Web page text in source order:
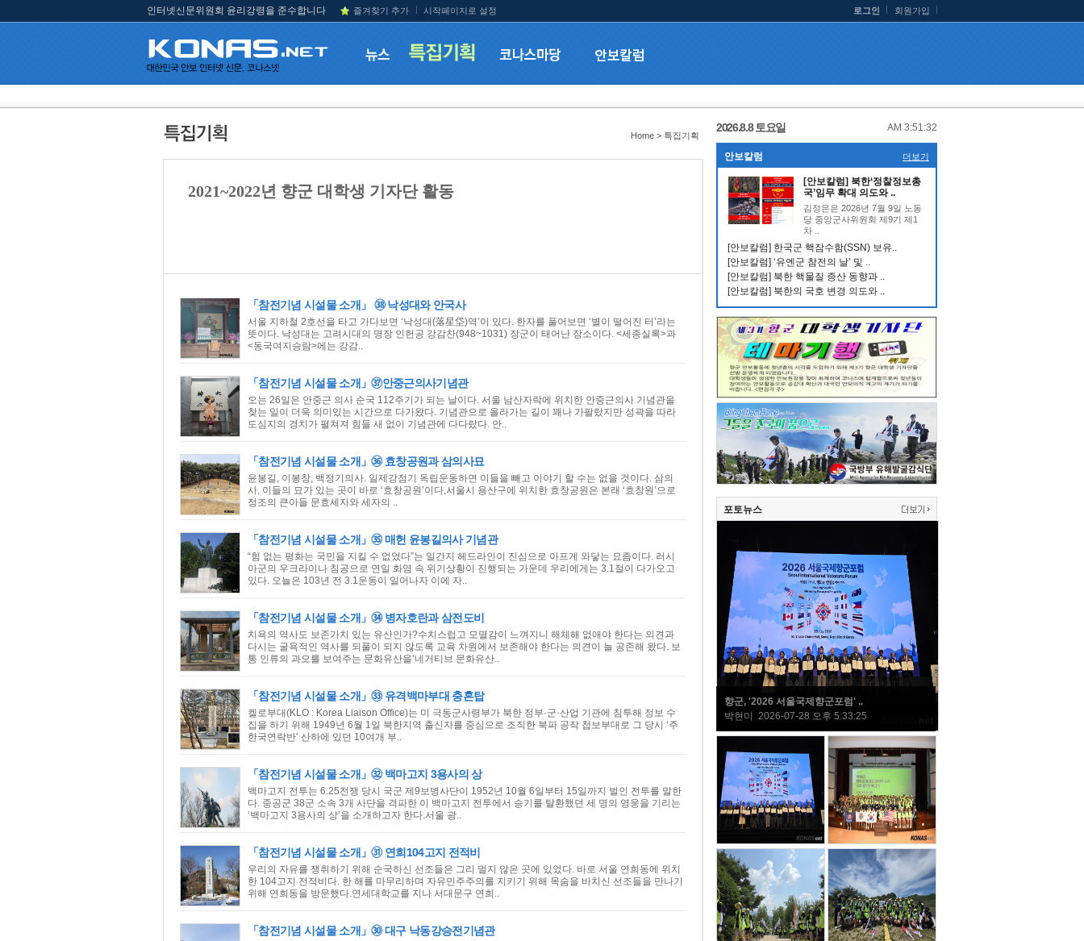
인터넷신문위원회 윤리강령을 준수합니다 즐겨찾기 추가 시작페이지로 설정 로그인 회원가입
Home > 특집기획
2021~2022년 향군 대학생 기자단 활동
「참전기념 시설물 소개」 ㊳ 낙성대와 안국사
서울 지하철 2호선을 타고 가다보면 ‘낙성대(落星垈)역’이 있다. 한자를 풀어보면 ‘별이 떨어진 터’라는
뜻이다. 낙성대는 고려시대의 명장 인헌공 강감찬(948~1031) 장군이 태어난 장소이다. <세종실록>과
<동국여지승람>에는 강감..
「참전기념 시설물 소개」㊲안중근의사기념관
오는 26일은 안중근 의사 순국 112주기가 되는 날이다. 서울 남산자락에 위치한 안중근의사 기념관을
찾는 일이 더욱 의미있는 시간으로 다가왔다. 기념관으로 올라가는 길이 꽤나 가팔랐지만 성곽을 따라
도심지의 경치가 펼쳐져 힘들 새 없이 기념관에 다다랐다. 안..
「참전기념 시설물 소개」㊱ 효창공원과 삼의사묘
윤봉길, 이봉창, 백정기의사. 일제강점기 독립운동하면 이들을 빼고 이야기 할 수는 없을 것이다. 삼의
사, 이들의 묘가 있는 곳이 바로 ‘효창공원’이다,서울시 용산구에 위치한 효창공원은 본래 ‘효창원’으로
정조의 큰아들 문효세자와 세자의 ..
「참전기념 시설물 소개」㉟ 매헌 윤봉길의사 기념관
“힘 없는 평화는 국민을 지킬 수 없었다”는 일간지 헤드라인이 진심으로 아프게 와닿는 요즘이다. 러시
아군의 우크라이나 침공으로 연일 화염 속 위기상황이 진행되는 가운데 우리에게는 3.1절이 다가오고
있다. 오늘은 103년 전 3.1운동이 일어나자 이에 자..
「참전기념 시설물 소개」㉞ 병자호란과 삼전도비
치욕의 역사도 보존가치 있는 유산인가?수치스럽고 모멸감이 느껴지니 해체해 없애야 한다는 의견과
다시는 굴욕적인 역사를 되풀이 되지 않도록 교육 차원에서 보존해야 한다는 의견이 늘 공존해 왔다. 보
통 인류의 과오를 보여주는 문화유산을‘네거티브 문화유산..
「참전기념 시설물 소개」㉝ 유격백마부대 충혼탑
켈로부대(KLO : Korea Liaison Office)는 미 극동군사령부가 북한 정부·군·산업 기관에 침투해 정보 수
집을 하기 위해 1949년 6월 1일 북한지역 출신자를 중심으로 조직한 북파 공작 첩보부대로 그 당시 ‘주
한국연락반’ 산하에 있던 10여개 부..
「참전기념 시설물 소개」㉜ 백마고지 3용사의 상
백마고지 전투는 6.25전쟁 당시 국군 제9보병사단이 1952년 10월 6일부터 15일까지 벌인 전투를 말한
다. 중공군 38군 소속 3개 사단을 격파한 이 백마고지 전투에서 승기를 탈환했던 세 명의 영웅을 기리는
‘백마고지 3용사의 상’을 소개하고자 한다.서울 광..
「참전기념 시설물 소개」㉛ 연희104고지 전적비
우리의 자유를 쟁취하기 위해 순국하신 선조들은 그리 멀지 않은 곳에 있었다. 바로 서울 연희동에 위치
한 104고지 전적비다. 한 해를 마무리하며 자유민주주의를 지키기 위해 목숨을 바치신 선조들을 만나기
위해 연희동을 방문했다.연세대학교를 지나 서대문구 연희..
「참전기념 시설물 소개」㉚ 대구 낙동강승전기념관
2026.8.8 토요일 AM 3:51:32
안보칼럼 더보기
[안보칼럼] 북한‘정찰정보총
국’임무 확대 의도와 ..
김정은은 2026년 7월 9일 노동
당 중앙군사위원회 제9기 제1
차 ..
[안보칼럼] 한국군 핵잠수함(SSN) 보유..
[안보칼럼] ‘유엔군 참전의 날’ 및 ..
[안보칼럼] 북한 핵물질 증산 동향과 ..
[안보칼럼] 북한의 국호 변경 의도와 ..
포토뉴스
향군, '2026 서울국제향군포럼' ..
박현미 2026-07-28 오후 5:33:25